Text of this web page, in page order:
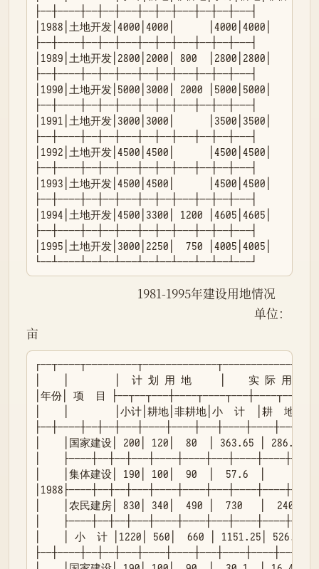
├──┼────┼──┼──┼───┼──┼──┼───┼──┼──┼───┤
│1988│土地开发│4000│4000│      │4000│4000│
├──┼────┼──┼──┼───┼──┼──┼───┼──┼──┼───┤
│1989│土地开发│2800│2000│ 800  │2800│2800│
├──┼────┼──┼──┼───┼──┼──┼───┼──┼──┼───┤
│1990│土地开发│5000│3000│ 2000 │5000│5000│
├──┼────┼──┼──┼───┼──┼──┼───┼──┼──┼───┤
│1991│土地开发│3000│3000│      │3500│3500│
├──┼────┼──┼──┼───┼──┼──┼───┼──┼──┼───┤
│1992│土地开发│4500│4500│      │4500│4500│
├──┼────┼──┼──┼───┼──┼──┼───┼──┼──┼───┤
│1993│土地开发│4500│4500│      │4500│4500│
├──┼────┼──┼──┼───┼──┼──┼───┼──┼──┼───┤
│1994│土地开发│4500│3300│ 1200 │4605│4605│      │
├──┼────┼──┼──┼───┼──┼──┼───┼──┼──┼───┤
│1995│土地开发│3000│2250│  750 │4005│4005│
└──┴────┴──┴──┴───┴──┴──┴───┴──┴──┴───┘
亩
┌──┬────┬─────────┬─────────────┬──────────────┐
│    │        │  计 划 用 地     │    实 际 用
│年份│ 项  目
│    │        │小计│耕地│非耕地│小  计  │耕  地  │
├──┼────┼──┼──┼───┼────┼────┼───┼────┼────┼────┤
│    │国家建设│ 200│ 120│  80  │ 363.65 │ 286.24
│    ├────┼──┼──┼───┼────┼────┼───┼────┼────┼────┤
│    │集体建设│ 190│ 100│  90  │  57.6  │
│1988├────┼──┼──┼───┼────┼────┼───┼────┼────┼────┤
│    │农民建房│ 830│ 340│  490 │  730   │
│    ├────┼──┼──┼───┼────┼────┼───┼────┼────┼────┤
│    │ 小  计 │1220│ 560│  660 │ 1151.25│
├──┼────┼──┼──┼───┼────┼────┼───┼────┼────┼────┤